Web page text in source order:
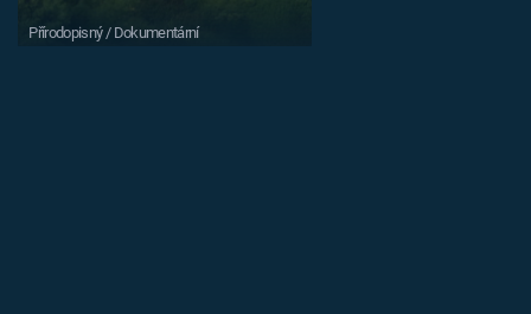
Přírodopisný / Dokumentární